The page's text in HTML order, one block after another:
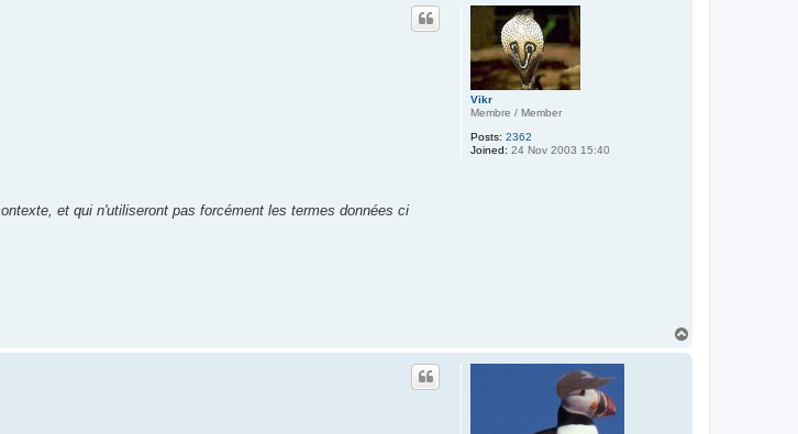
Vikr
Membre / Member
Posts: 2362
Joined: 24 Nov 2003 15:40
et qui n'utiliseront pas forcément les termes données ci